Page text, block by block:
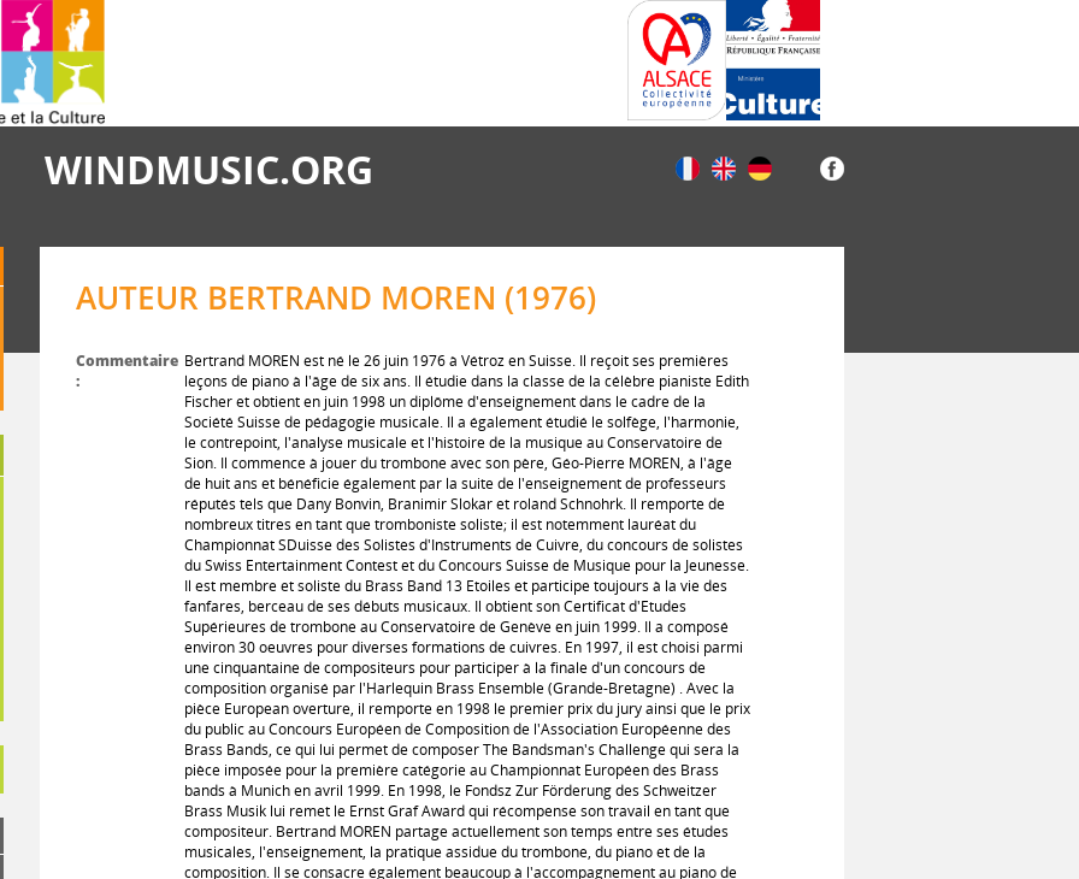
WINDMUSIC.ORG
AUTEUR BERTRAND MOREN (1976)
Commentaire
:
Bertrand MOREN est né le 26 juin 1976 à Vétroz en Suisse. Il reçoit ses premières
leçons de piano à l'âge de six ans. Il étudie dans la classe de la célèbre pianiste Edith
Fischer et obtient en juin 1998 un diplôme d'enseignement dans le cadre de la
Société Suisse de pédagogie musicale. Il a également étudié le solfège, l'harmonie,
le contrepoint, l'analyse musicale et l'histoire de la musique au Conservatoire de
Sion. Il commence à jouer du trombone avec son père, Géo-Pierre MOREN, à l'âge
de huit ans et bénéficie également par la suite de l'enseignement de professeurs
réputés tels que Dany Bonvin, Branimir Slokar et roland Schnohrk. Il remporte de
nombreux titres en tant que tromboniste soliste; il est notemment lauréat du
Championnat SDuisse des Solistes d'Instruments de Cuivre, du concours de solistes
du Swiss Entertainment Contest et du Concours Suisse de Musique pour la Jeunesse.
Il est membre et soliste du Brass Band 13 Etoiles et participe toujours à la vie des
fanfares, berceau de ses débuts musicaux. Il obtient son Certificat d'Etudes
Supérieures de trombone au Conservatoire de Genève en juin 1999. Il a composé
environ 30 oeuvres pour diverses formations de cuivres. En 1997, il est choisi parmi
une cinquantaine de compositeurs pour participer à la finale d'un concours de
composition organisé par l'Harlequin Brass Ensemble (Grande-Bretagne) . Avec la
pièce European overture, il remporte en 1998 le premier prix du jury ainsi que le prix
du public au Concours Européen de Composition de l'Association Européenne des
Brass Bands, ce qui lui permet de composer The Bandsman's Challenge qui sera la
pièce imposée pour la première catégorie au Championnat Européen des Brass
bands à Munich en avril 1999. En 1998, le Fondsz Zur Förderung des Schweitzer
Brass Musik lui remet le Ernst Graf Award qui récompense son travail en tant que
compositeur. Bertrand MOREN partage actuellement son temps entre ses études
musicales, l'enseignement, la pratique assidue du trombone, du piano et de la
composition. Il se consacre également beaucoup à l'accompagnement au piano de